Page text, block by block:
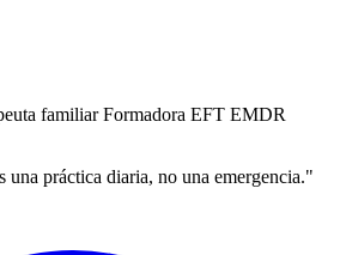
familiar Formadora EFT EMDR
una práctica diaria, no una emergencia."